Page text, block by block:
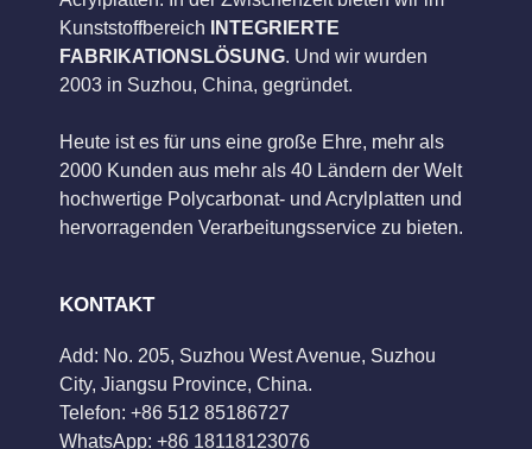
Kunststoffbereich
INTEGRIERTE
FABRIKATIONSLÖSUNG. Und wir wurden
2003 in Suzhou, China, gegründet.
Heute ist es für uns eine große Ehre, mehr als
2000 Kunden aus mehr als 40 Ländern der Welt
hochwertige Polycarbonat- und Acrylplatten und
hervorragenden Verarbeitungsservice zu bieten.
KONTAKT
Add: No. 205, Suzhou West Avenue, Suzhou
City, Jiangsu Province, China.
Telefon: +86 512 85186727
WhatsApp: +86 18118123076